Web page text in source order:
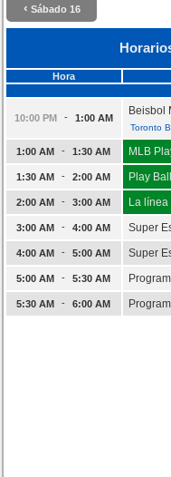
‹ Sábado 16
Hora
10:00 PM - 1:00 AM
Beisbol
Toronto
1:00 AM - 1:30 AM MLB
1:30 AM - 2:00 AM Play Ball
2:00 AM - 3:00 AM La línea
3:00 AM - 4:00 AM Super
4:00 AM - 5:00 AM Super
5:00 AM - 5:30 AM
5:30 AM - 6:00 AM